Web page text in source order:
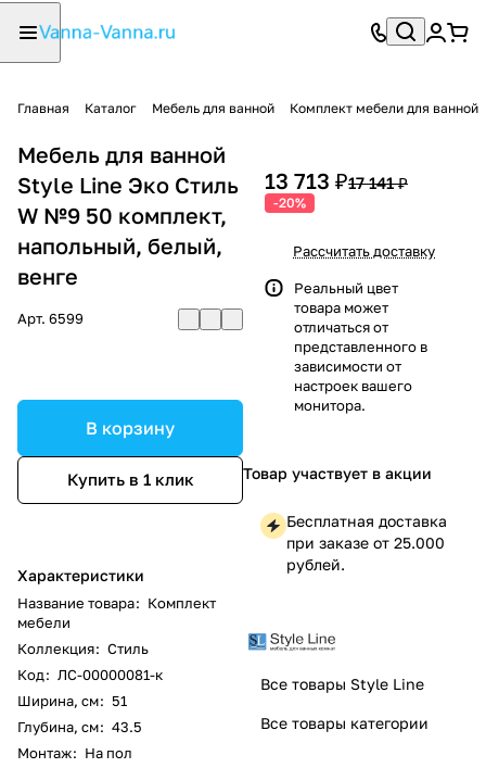
Главная Каталог Мебель для ванной Комплект мебели для ванной
Мебель для ванной
Style Line Эко Стиль
W №9 50 комплект,
напольный, белый,
венге
Арт. 6599
В корзину
Купить в 1 клик
Характеристики
Название товара: Комплект
мебели
Коллекция: Стиль
Код: ЛС-00000081-к
Ширина, см: 51
Глубина, см: 43.5
Монтаж: На пол
13 713 ₽17 141 ₽
-20%
Рассчитать доставку
Реальный цвет
товара может
отличаться от
представленного в
зависимости от
настроек вашего
монитора.
Товар участвует в акции
Бесплатная доставка
при заказе от 25.000
рублей.
Все товары Style Line
Все товары категории